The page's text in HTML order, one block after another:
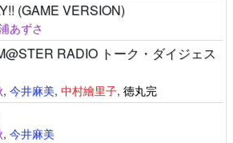
(GAME VERSION)
あずさ
RADIO トーク・ダイジェス
, 今井麻美, 中村繪里子, 徳丸完
, 今井麻美